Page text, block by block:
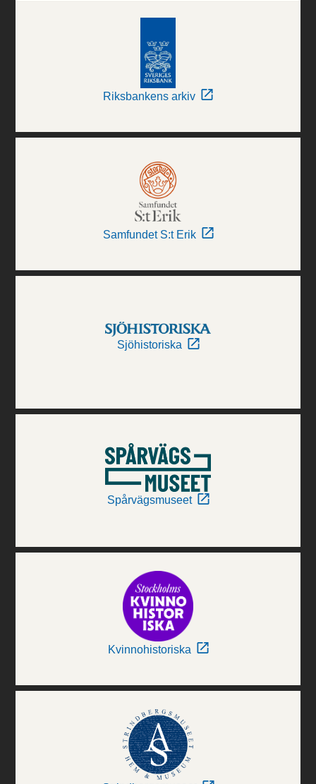
Riksbankens arkiv
Samfundet S:t Erik
Sjöhistoriska
Spårvägsmuseet
Kvinnohistoriska